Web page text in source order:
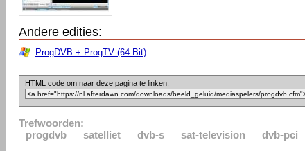
Andere edities:
ProgDVB + ProgTV (64-Bit)
HTML code om naar deze pagina te linken:
Trefwoorden:
progdvb
satelliet dvb-s sat-television dvb-pci